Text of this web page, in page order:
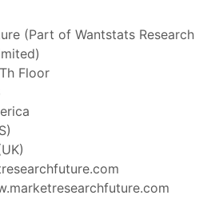
(Part of Wantstats Research
Floor